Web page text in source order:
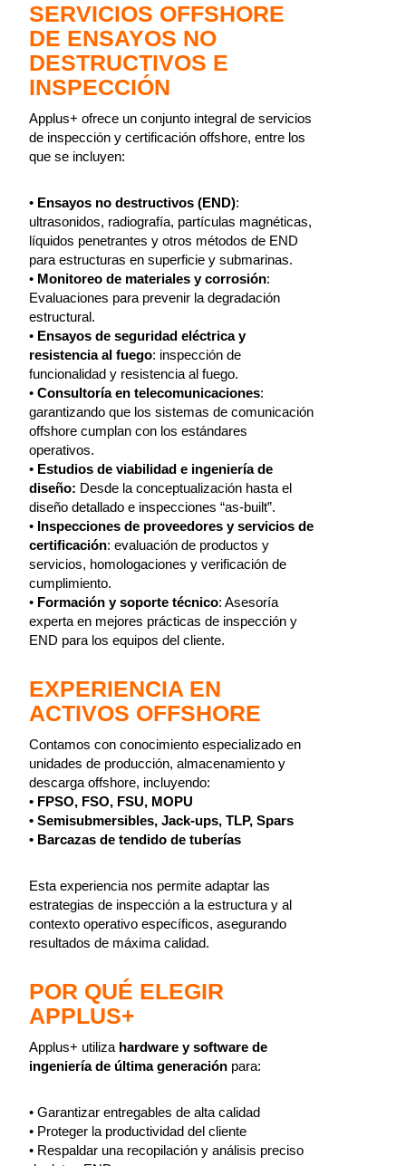
SERVICIOS OFFSHORE
DE ENSAYOS NO
DESTRUCTIVOS E
INSPECCIÓN
Applus+ ofrece un conjunto integral de servicios
de inspección y certificación offshore, entre los
que se incluyen:
• Ensayos no destructivos (END):
ultrasonidos, radiografía, partículas magnéticas,
líquidos penetrantes y otros métodos de END
para estructuras en superficie y submarinas.
• Monitoreo de materiales y corrosión:
Evaluaciones para prevenir la degradación
estructural.
• Ensayos de seguridad eléctrica y
resistencia al fuego: inspección de
funcionalidad y resistencia al fuego.
• Consultoría en telecomunicaciones:
garantizando que los sistemas de comunicación
offshore cumplan con los estándares
operativos.
• Estudios de viabilidad e ingeniería de
diseño: Desde la conceptualización hasta el
diseño detallado e inspecciones “as-built”.
• Inspecciones de proveedores y servicios de
certificación: evaluación de productos y
servicios, homologaciones y verificación de
cumplimiento.
• Formación y soporte técnico: Asesoría
experta en mejores prácticas de inspección y
END para los equipos del cliente.
EXPERIENCIA EN
ACTIVOS OFFSHORE
Contamos con conocimiento especializado en
unidades de producción, almacenamiento y
descarga offshore, incluyendo:
• FPSO, FSO, FSU, MOPU
• Semisubmersibles, Jack-ups, TLP, Spars
• Barcazas de tendido de tuberías
Esta experiencia nos permite adaptar las
estrategias de inspección a la estructura y al
contexto operativo específicos, asegurando
resultados de máxima calidad.
POR QUÉ ELEGIR
APPLUS+
Applus+ utiliza hardware y software de
ingeniería de última generación para:
• Garantizar entregables de alta calidad
• Proteger la productividad del cliente
• Respaldar una recopilación y análisis preciso